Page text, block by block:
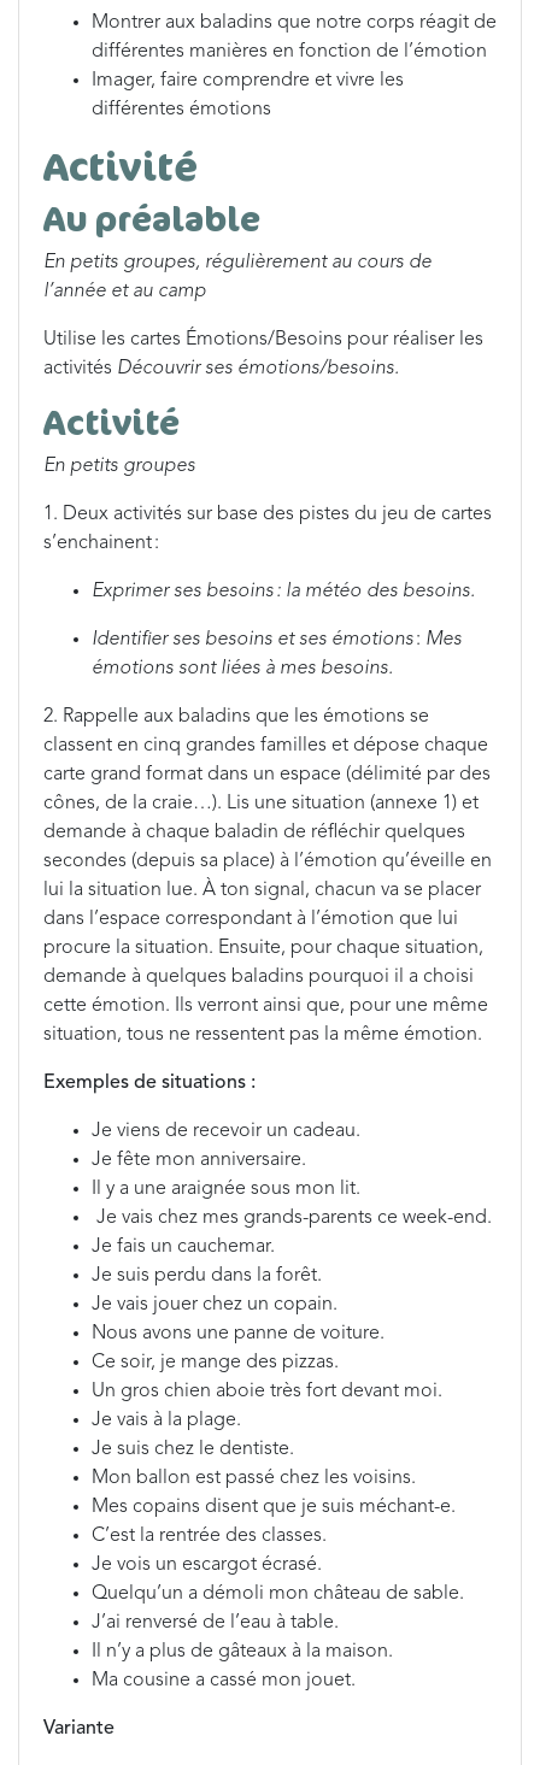
Montrer aux baladins que notre corps réagit de
différentes manières en fonction de l’émotion
Imager, faire comprendre et vivre les
différentes émotions
Activité
Au préalable
En petits groupes, régulièrement au cours de
l’année et au camp
Utilise les cartes Émotions/Besoins pour réaliser les
activités Découvrir ses émotions/besoins.
Activité
En petits groupes
1. Deux activités sur base des pistes du jeu de cartes
s’enchainent :
Exprimer ses besoins : la météo des besoins.
Identifier ses besoins et ses émotions: Mes
émotions sont liées à mes besoins.
2. Rappelle aux baladins que les émotions se
classent en cinq grandes familles et dépose chaque
carte grand format dans un espace (délimité par des
cônes, de la craie…). Lis une situation (annexe 1) et
demande à chaque baladin de réfléchir quelques
secondes (depuis sa place) à l’émotion qu’éveille en
lui la situation lue. À ton signal, chacun va se placer
dans l’espace correspondant à l’émotion que lui
procure la situation. Ensuite, pour chaque situation,
demande à quelques baladins pourquoi il a choisi
cette émotion. Ils verront ainsi que, pour une même
situation, tous ne ressentent pas la même émotion.
Exemples de situations :
Je viens de recevoir un cadeau.
Je fête mon anniversaire.
Il y a une araignée sous mon lit.
Je vais chez mes grands-parents ce week-end.
Je fais un cauchemar.
Je suis perdu dans la forêt.
Je vais jouer chez un copain.
Nous avons une panne de voiture.
Ce soir, je mange des pizzas.
Un gros chien aboie très fort devant moi.
Je vais à la plage.
Je suis chez le dentiste.
Mon ballon est passé chez les voisins.
Mes copains disent que je suis méchant-e.
C’est la rentrée des classes.
Je vois un escargot écrasé.
Quelqu’un a démoli mon château de sable.
J’ai renversé de l’eau à table.
Il n’y a plus de gâteaux à la maison.
Ma cousine a cassé mon jouet.
Variante